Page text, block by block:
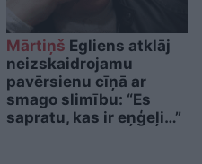
Mārtiņš Egliens atklāj
neizskaidrojamu
pavērsienu cīņā ar
smago slimību: “Es
sapratu, kas ir eņģeļi…”